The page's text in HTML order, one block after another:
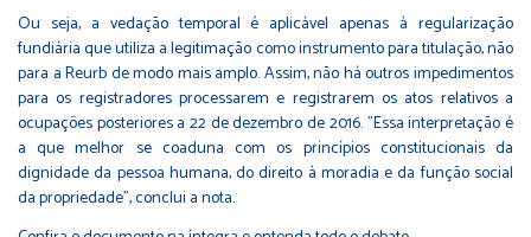
Ou seja, a vedação temporal é aplicável apenas à regularização
fundiária que utiliza a legitimação como instrumento para titulação, não
para a Reurb de modo mais amplo. Assim, não há outros impedimentos
para os registradores processarem e registrarem os atos relativos a
ocupações posteriores a 22 de dezembro de 2016. "Essa interpretação é
a que melhor se coaduna com os princípios constitucionais da
dignidade da pessoa humana, do direito à moradia e da função social
da propriedade", conclui a nota.